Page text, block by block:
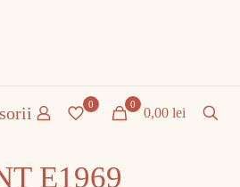
0 0
0,00 lei
E1969